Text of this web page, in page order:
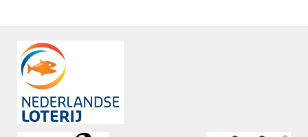
Medewerkers
Samenwerking
Formulieren
NK's
JPT
JEC
Veteranenwedstrijden
Voor scheidsrechters
Nieuws
Scheidsrechterslijst
Scheidsrechter Documentatie